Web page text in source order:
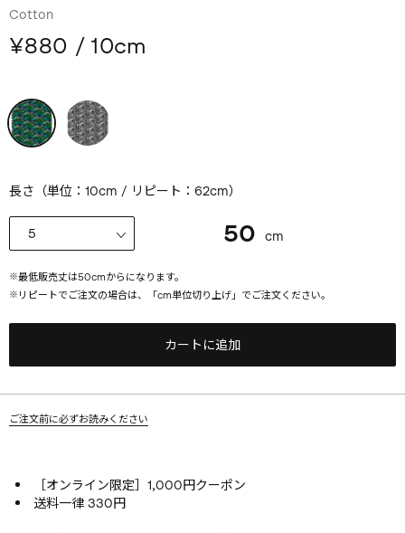
Cotton
¥880 / 10cm
長さ（単位：10cm / リピート：62cm）
50 cm
※最低販売丈は50cmからになります。
※ リピートでご注文の場合は、「cm単位切り上げ」でご注文ください。
カートに追加
ご注文前に必ずお読みください
［オンライン限定］1,000円クーポン
送料一律 330円